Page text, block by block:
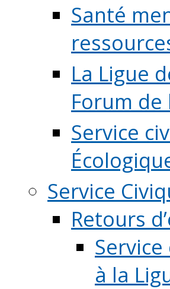
Santé
La Ligue
Forum de
Service
Service
Retours
à la